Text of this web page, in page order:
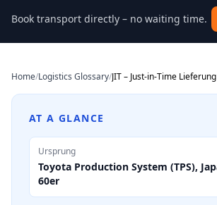
Book transport directly – no waiting time.
Home/Logistics Glossary/JIT – Just-in-Time Lieferung
AT A GLANCE
Ursprung
Toyota Production System (TPS),
60er